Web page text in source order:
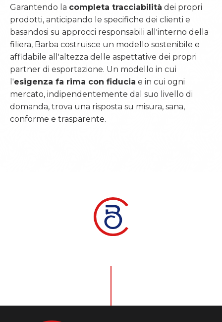
Garantendo la completa tracciabilità dei propri
prodotti, anticipando le specifiche dei clienti e
basandosi su approcci responsabili all'interno della
filiera, Barba costruisce un modello sostenibile e
affidabile all'altezza delle aspettative dei propri
partner di esportazione. Un modello in cui
l'esigenza fa rima con fiducia e in cui ogni
mercato, indipendentemente dal suo livello di
domanda, trova una risposta su misura, sana,
conforme e trasparente.